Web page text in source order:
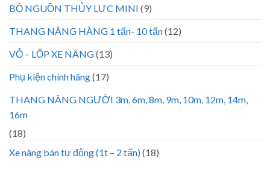
BỘ NGUỒN THỦY LỰC MINI (9)
THANG NÂNG HÀNG 1 tấn- 10 tấn(12)
VỎ – LỐP XE NÂNG(13)
Phụ kiện chính hãng(17)
THANG NÂNG NGƯỜI 3m, 6m, 8m, 9m, 10m, 12m, 14m,
16m
(18)
Xe nâng bán tự động (1t – 2 tấn)(18)